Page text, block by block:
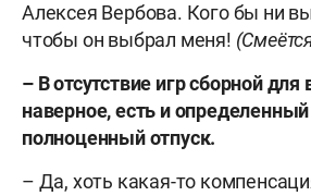
Алексея Вербова. Кого бы ни
чтобы он выбрал меня!
– В отсутствие игр сборной для
наверное, есть и
полноценный отпуск.
– Да, хоть какая-то